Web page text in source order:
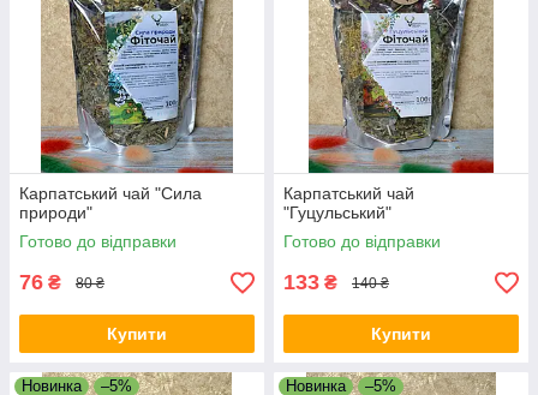
Карпатський чай "Сила
природи"
Готово до відправки
76 ₴ 80 ₴
Купити
Карпатський чай
"Гуцульський"
Готово до відправки
133 ₴ 140 ₴
Купити
Новинка –5% Новинка –5%